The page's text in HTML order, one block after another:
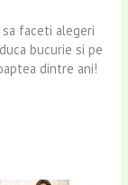
sa faceti alegeri
bucurie si pe
dintre ani!